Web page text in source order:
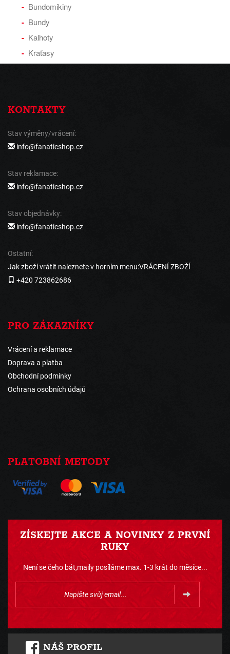
Bundomikiny
Bundy
Kalhoty
Kraťasy
KONTAKTY
Stav výměny/vrácení:
info@fanaticshop.cz
Stav reklamace:
info@fanaticshop.cz
Stav objednávky:
info@fanaticshop.cz
Ostatní:
Jak zboží vrátit naleznete v horním menu:VRÁCENÍ ZBOŽÍ
+420 723862686
PRO ZÁKAZNÍKY
Vrácení a reklamace
Doprava a platba
Obchodní podmínky
Ochrana osobních údajů
PLATOBNÍ METODY
ZÍSKEJTE AKCE A NOVINKY Z PRVNÍ
RUKY
Není se čeho bát,maily posíláme max. 1-3 krát do měsíce...
NÁŠ PROFIL